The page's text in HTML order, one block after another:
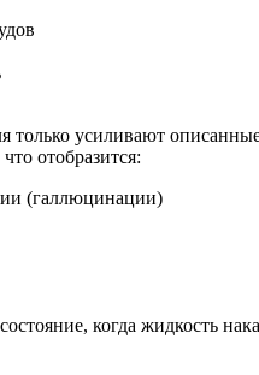
только усиливают
отобразится:
(галлюцинации)
когда жидкость